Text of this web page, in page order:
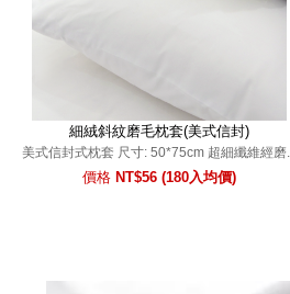
細絨斜紋磨毛枕套(美式信封)
美式信封式枕套 尺寸: 50*75cm 超細纖維經磨...
價格 NT$56 (180入均價)